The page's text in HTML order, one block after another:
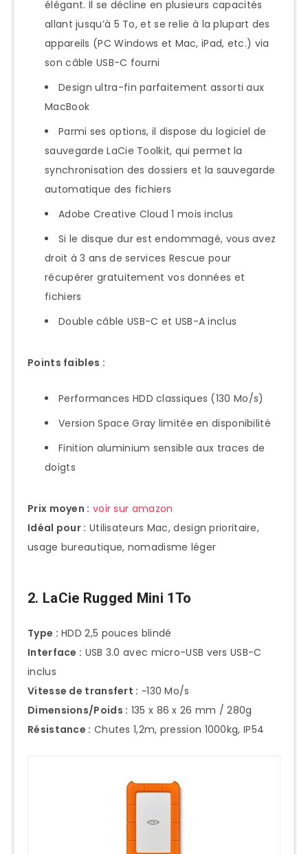
élégant. Il se décline en plusieurs capacités
allant jusqu’à 5 To, et se relie à la plupart des
appareils (PC Windows et Mac, iPad, etc.) via
son câble USB-C fourni
Design ultra-fin parfaitement assorti aux
MacBook
Parmi ses options, il dispose du logiciel de
sauvegarde LaCie Toolkit, qui permet la
synchronisation des dossiers et la sauvegarde
automatique des fichiers
Adobe Creative Cloud 1 mois inclus
Si le disque dur est endommagé, vous avez
droit à 3 ans de services Rescue pour
récupérer gratuitement vos données et
fichiers
Double câble USB-C et USB-A inclus
Points faibles :
Performances HDD classiques (130 Mo/s)
Version Space Gray limitée en disponibilité
Finition aluminium sensible aux traces de
doigts
Prix moyen : voir sur amazon
Idéal pour : Utilisateurs Mac, design prioritaire,
usage bureautique, nomadisme léger
2. LaCie Rugged Mini 1To
Type : HDD 2,5 pouces blindé
Interface : USB 3.0 avec micro-USB vers USB-C
inclus
Vitesse de transfert : ~130 Mo/s
Dimensions/Poids : 135 x 86 x 26 mm / 280g
Résistance : Chutes 1,2m, pression 1000kg, IP54